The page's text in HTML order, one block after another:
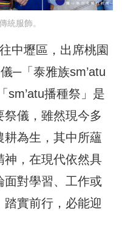
統服飾。
中壢區，出席桃園
─「泰雅族sm’atu
sm’atu播種祭」是
儀，雖然現今多
耕為生，其中所蘊
神，在現代依然具
面對學習、工作或
踏實前行，必能迎